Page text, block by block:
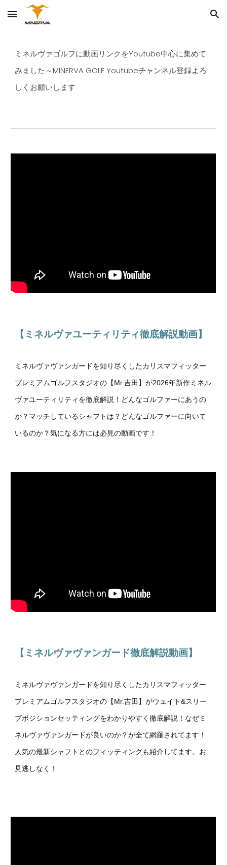
Skip to main content Skip to navigation
ミネルヴァゴルフに動画リンクをYoutube中心に集めて
みました～MINERVA GOLF Youtubeチャンネル登録よろ
しくお願いします
【ミネルヴァユーティリティ徹底解説動画】
ミネルヴァヴァンガードを知り尽くしたカリスマフィッター
プレミアムゴルフスタジオの【Mr.吉田】が2026年新作ミネル
ヴァユーティリティを徹底解説！どんなゴルファーにあうの
か？マッチしているシャフトは？どんなゴルファーに向いて
いるのか？気になる方には必見の動画です！
【ミネルヴァヴァンガード徹底解説動画】
ミネルヴァヴァンガードを知り尽くしたカリスマフィッター
プレミアムゴルフスタジオの【Mr.吉田】がウェイト&スリー
ブポジションセッティングをわかりやすく徹底解説！なぜミ
ネルヴァヴァンガードが良いのか？が全て網羅されてます！
人気の最新シャフトとのフィッティングも紹介してます。お
見逃しなく！